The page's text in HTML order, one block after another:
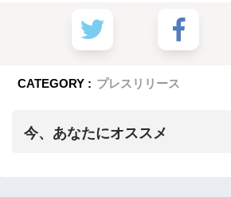
CATEGORY : プレスリリース
今、あなたにオススメ